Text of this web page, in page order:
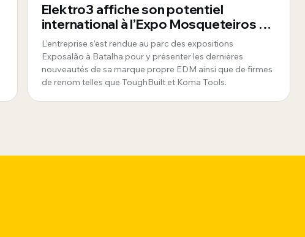
Elektro3 affiche son potentiel
international à l’Expo Mosqueteiros au
Portugal
L’entreprise s’est rendue au parc des expositions
Exposalão à Batalha pour y présenter les dernières
nouveautés de sa marque propre EDM ainsi que de firmes
de renom telles que ToughBuilt et Koma Tools.